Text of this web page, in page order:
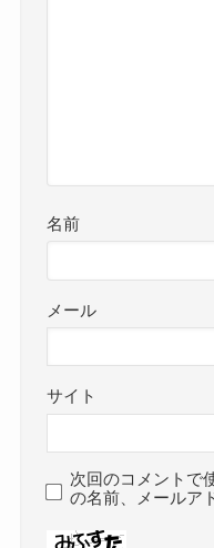
名前
メール
サイト
次回のコメントで
の名前、メールア